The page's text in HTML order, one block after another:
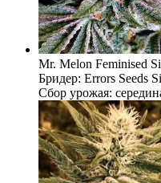
Mr. Melon Feminised
Бридер: Errors Seeds
Сбор урожая: